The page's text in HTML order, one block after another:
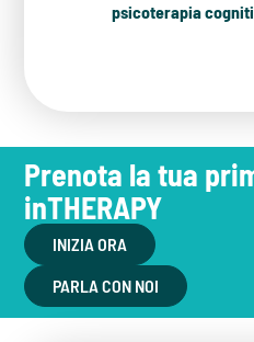
psicoterapia
Prenota la tua
inTHERAPY
INIZIA ORA
PARLA CON NOI